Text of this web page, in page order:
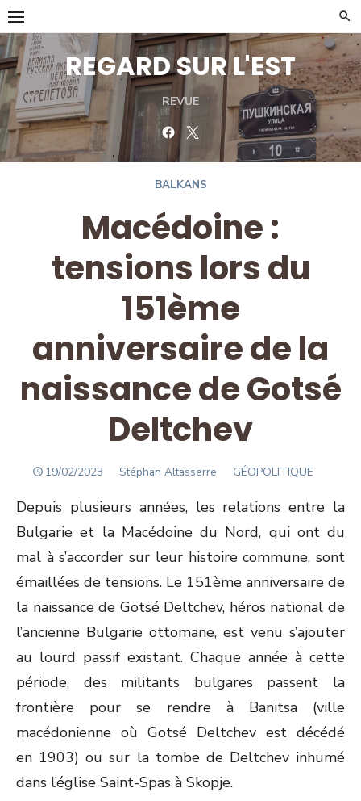
Skip
to
content
REGARD SUR L'EST
REVUE
FacebookTwitter
BALKANS
Macédoine :
tensions lors du
151ème
anniversaire de la
naissance de Gotsé
Deltchev
POSTED
19/02/2023 Author
Stéphan Altasserre GÉOPOLITIQUE
Depuis plusieurs années, les relations entre la
Bulgarie et la Macédoine du Nord, qui ont du
mal à s’accorder sur leur histoire commune, sont
émaillées de tensions. Le 151ème anniversaire de
la naissance de Gotsé Deltchev, héros national de
l’ancienne Bulgarie ottomane, est venu s’ajouter
au lourd passif existant. Chaque année à cette
période, des militants bulgares passent la
frontière pour se rendre à Banitsa (ville
macédonienne où Gotsé Deltchev est décédé
en 1903) ou sur la tombe de Deltchev inhumé
dans l’église Saint-Spas à Skopje.